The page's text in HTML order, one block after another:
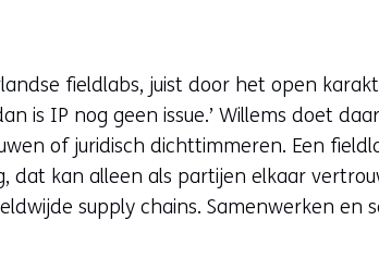
fieldlabs, juist door het open
is IP nog geen issue.’ Willems doet
of juridisch dichttimmeren. Een
dat kan alleen als partijen elkaar
supply chains. Samenwerken en